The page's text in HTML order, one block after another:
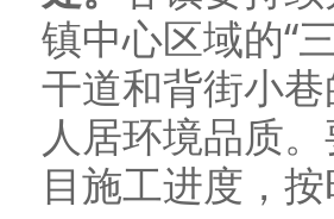
镇中心区域的“
干道和背街小
人居环境品质
目施工进度，